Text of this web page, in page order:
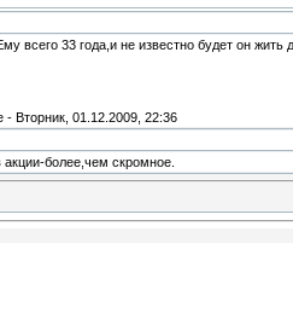
всего 33 года,и не известно будет он жить
- Вторник, 01.12.2009, 22:36
более,чем скромное.